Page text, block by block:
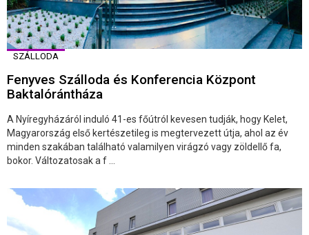
SZÁLLODA
Fenyves Szálloda és Konferencia Központ
Baktalórántháza
A Nyíregyházáról induló 41-es főútról kevesen tudják, hogy Kelet,
Magyarország első kertészetileg is megtervezett útja, ahol az év
minden szakában található valamilyen virágzó vagy zöldellő fa,
bokor. Változatosak a f ...